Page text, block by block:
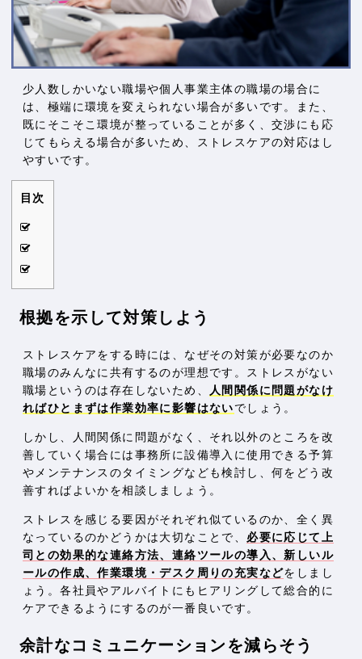
少人数しかいない職場や個人事業主体の職場の場合に
は、極端に環境を変えられない場合が多いです。また、
既にそこそこ環境が整っていることが多く、交渉にも応
じてもらえる場合が多いため、ストレスケアの対応はし
やすいです。
目次
根拠を示して対策しよう
ストレスケアをする時には、なぜその対策が必要なのか
職場のみんなに共有するのが理想です。ストレスがない
職場というのは存在しないため、
人間関係に問題がなけ
ればひとまずは作業効率に影響はないでしょう。
しかし、人間関係に問題がなく、それ以外のところを改
善していく場合には事務所に設備導入に使用できる予算
やメンテナンスのタイミングなども検討し、何をどう改
善すればよいかを相談しましょう。
ストレスを感じる要因がそれぞれ似ているのか、全く異
なっているのかどうかは大切なことで、 必要に応じて上
司との効果的な連絡方法、連絡ツールの導入、新しいル
ールの作成、作業環境・デスク周りの充実などをしまし
ょう。各社員やアルバイトにもヒアリングして総合的に
ケアできるようにするのが一番良いです。
余計なコミュニケーションを減らそう